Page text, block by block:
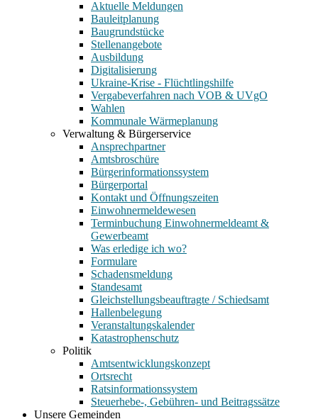
Aktuelle Meldungen
Bauleitplanung
Baugrundstücke
Stellenangebote
Ausbildung
Digitalisierung
Ukraine-Krise - Flüchtlingshilfe
Vergabeverfahren nach VOB & UVgO
Wahlen
Kommunale Wärmeplanung
Verwaltung & Bürgerservice
Ansprechpartner
Amtsbroschüre
Bürgerinformationssystem
Bürgerportal
Kontakt und Öffnungszeiten
Einwohnermeldewesen
Terminbuchung Einwohnermeldeamt &
Gewerbeamt
Was erledige ich wo?
Formulare
Schadensmeldung
Standesamt
Gleichstellungsbeauftragte / Schiedsamt
Hallenbelegung
Veranstaltungskalender
Katastrophenschutz
Politik
Amtsentwicklungskonzept
Ortsrecht
Ratsinformationssystem
Steuerhebe-, Gebühren- und Beitragssätze
Unsere Gemeinden